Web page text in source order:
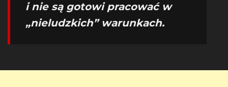
i nie są gotowi pracować w
„nieludzkich” warunkach.